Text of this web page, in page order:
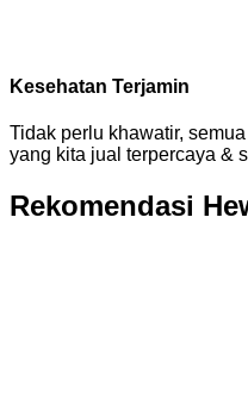
Kesehatan Terjamin
Tidak perlu khawatir,
yang kita jual terpercaya &
Rekomendasi